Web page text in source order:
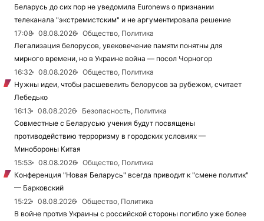
Беларусь до сих пор не уведомила Euronews о признании
телеканала "экстремистским" и не аргументировала решение
17:08
08.08.2026
Общество, Политика
Легализация белорусов, увековечение памяти понятны для
мирного времени, но в Украине война — посол Чорногор
16:32
08.08.2026
Общество, Политика
Нужны идеи, чтобы расшевелить белорусов за рубежом, считает
Лебедько
16:13
08.08.2026
Безопасность, Политика
Совместные с Беларусью учения будут посвящены
противодействию терроризму в городских условиях —
Минобороны Китая
15:53
08.08.2026
Общество, Политика
Конференция "Новая Беларусь" всегда приводит к "смене политик"
— Барковский
15:22
08.08.2026
Общество, Политика
В войне против Украины с российской стороны погибло уже более